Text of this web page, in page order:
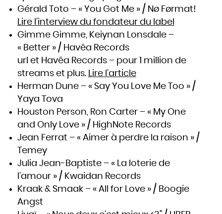
Gérald Toto – « You Got Me » / Nø Førmat!
Lire l’interview du fondateur du label
Gimme Gimme, Keiynan Lonsdale –
« Better » / Havêa Records
url et Havêa Records – pour 1 million de
streams et plus. Lire l’article
Herman Dune – « Say You Love Me Too » /
Yaya Tova
Houston Person, Ron Carter – « My One
and Only Love » / HighNote Records
Jean Ferrat – « Aimer à perdre la raison » /
Temey
Julia Jean-Baptiste – « La loterie de
l’amour » / Kwaidan Records
Kraak & Smaak – « All for Love » / Boogie
Angst